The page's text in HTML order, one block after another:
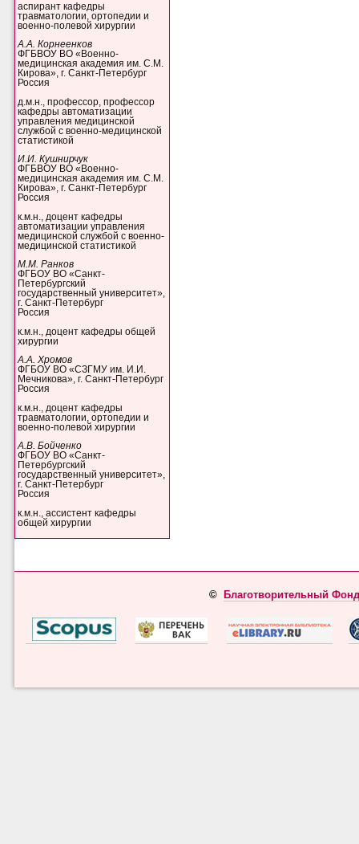
аспирант кафедры
травматологии, ортопедии и
военно-полевой хирургии
А.А. Корнеенков
ФГБВОУ ВО «Военно-
медицинская академия им. С.М.
Кирова», г. Санкт-Петербург
Россия
д.м.н., профессор, профессор
кафедры автоматизации
управления медицинской
службой с военно-медицинской
статистикой
И.И. Кушнирчук
ФГБВОУ ВО «Военно-
медицинская академия им. С.М.
Кирова», г. Санкт-Петербург
Россия
к.м.н., доцент кафедры
автоматизации управления
медицинской службой с военно-
медицинской статистикой
М.М. Ранков
ФГБОУ ВО «Санкт-
Петербургский
государственный университет»,
г. Санкт-Петербург
Россия
к.м.н., доцент кафедры общей
хирургии
А.А. Хромов
ФГБОУ ВО «СЗГМУ им. И.И.
Мечникова», г. Санкт-Петербург
Россия
к.м.н., доцент кафедры
травматологии, ортопедии и
военно-полевой хирургии
А.В. Бойченко
ФГБОУ ВО «Санкт-
Петербургский
государственный университет»,
г. Санкт-Петербург
Россия
к.м.н., ассистент кафедры
общей хирургии
© Благотворительный